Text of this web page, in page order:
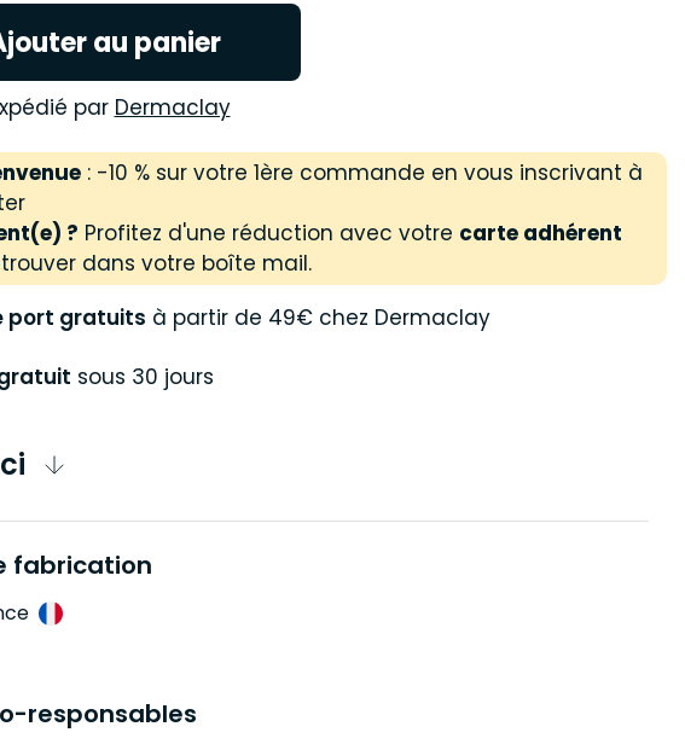
au panier
par Dermaclay
: -10 % sur votre 1ère commande en vous inscrivant à
? Profitez d'une réduction avec votre carte adhérent
dans votre boîte mail.
port gratuits à partir de 49€ chez Dermaclay
sous 30 jours
fabrication
responsables